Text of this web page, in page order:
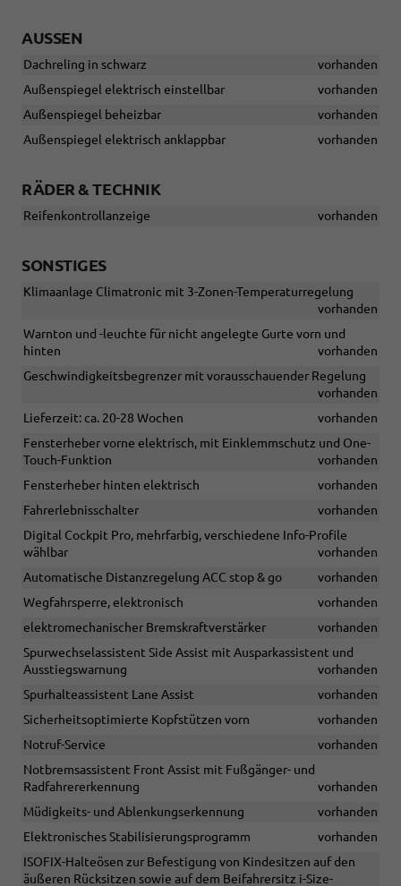
AUSSEN
Dachreling in schwarz
vorhanden
Außenspiegel elektrisch einstellbar
vorhanden
Außenspiegel beheizbar
vorhanden
Außenspiegel elektrisch anklappbar
vorhanden
RÄDER & TECHNIK
Reifenkontrollanzeige vorhanden
SONSTIGES
Klimaanlage Climatronic mit 3-Zonen-Temperaturregelung
vorhanden
Warnton und -leuchte für nicht angelegte Gurte vorn und
hinten
vorhanden
Geschwindigkeitsbegrenzer mit vorausschauender Regelung
vorhanden
Lieferzeit: ca. 20-28 Wochen
vorhanden
Fensterheber vorne elektrisch, mit Einklemmschutz und One-
Touch-Funktion
vorhanden
Fensterheber hinten elektrisch
vorhanden
Fahrerlebnisschalter
vorhanden
Digital Cockpit Pro, mehrfarbig, verschiedene Info-Profile
wählbar
vorhanden
Automatische Distanzregelung ACC stop & go
vorhanden
Wegfahrsperre, elektronisch
vorhanden
elektromechanischer Bremskraftverstärker
vorhanden
Spurwechselassistent Side Assist mit Ausparkassistent und
Ausstiegswarnung
vorhanden
Spurhalteassistent Lane Assist
vorhanden
Sicherheitsoptimierte Kopfstützen vorn
vorhanden
Notruf-Service
vorhanden
Notbremsassistent Front Assist mit Fußgänger- und
Radfahrererkennung
vorhanden
Müdigkeits- und Ablenkungserkennung
vorhanden
Elektronisches Stabilisierungsprogramm
vorhanden
ISOFIX-Halteösen zur Befestigung von Kindesitzen auf den
äußeren Rücksitzen sowie auf dem Beifahrersitz i-Size-